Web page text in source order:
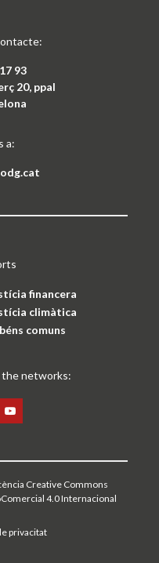
93
20, ppal
a:
financera
climàtica
comuns
the networks:
Creative Commons
4.0 Internacional
privacitat